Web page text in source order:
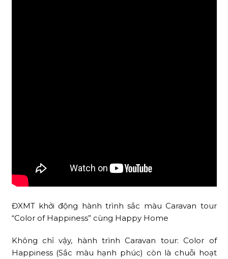
ĐXMT khởi động hành trình sắc màu Caravan tour
“Color of Happiness” cùng Happy Home
Không chỉ vậy, hành trình Caravan tour: Color of
Happiness (Sắc màu hạnh phúc) còn là chuỗi hoạt